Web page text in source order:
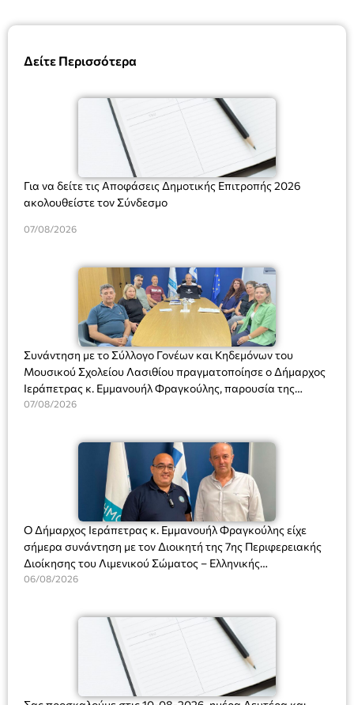
Δείτε Περισσότερα
Για να δείτε τις Αποφάσεις Δημοτικής Επιτροπής 2026
ακολουθείστε τον Σύνδεσμο
07/08/2026
Συνάντηση με το Σύλλογο Γονέων και Κηδεμόνων του
Μουσικού Σχολείου Λασιθίου πραγματοποίησε ο Δήμαρχος
Ιεράπετρας κ. Εμμανουήλ Φραγκούλης, παρουσία της
Διευθύντριας του σχολείου κας Μαριάννας Χαΐτα.
07/08/2026
Ο Δήμαρχος Ιεράπετρας κ. Εμμανουήλ Φραγκούλης είχε
σήμερα συνάντηση με τον Διοικητή της 7ης Περιφερειακής
Διοίκησης του Λιμενικού Σώματος – Ελληνικής
Ακτοφυλακής (Λ.Σ.-ΕΛ.ΑΚΤ.), Αρχιπλοίαρχο Λ.Σ. κ. Ιωάννη
06/08/2026